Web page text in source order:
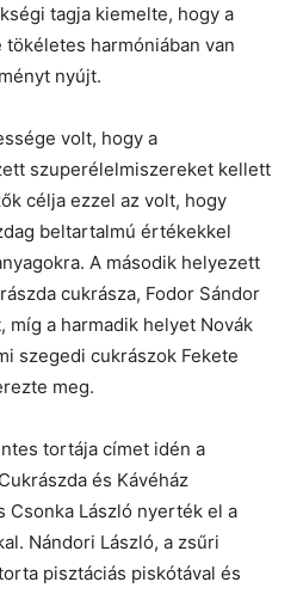
tagja kiemelte, hogy a
harmóniában van
nyújt.
volt, hogy a
szuperélelmiszereket kellett
célja ezzel az volt, hogy
beltartalmú értékekkel
A második helyezett
cukrásza, Fodor Sándor
a harmadik helyet Novák
szegedi cukrászok Fekete
meg.
tortája címet idén a
és Kávéház
Csonka László nyerték el a
Nándori László, a zsűri
pisztáciás piskótával és